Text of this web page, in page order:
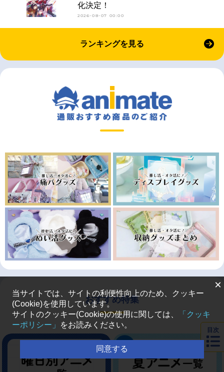
化決定！
2026-08-07 00:00
ランキングを見る
おすすめ特集
目次
×
当サイトでは、サイトの利便性向上のため、クッキー
(Cookie)を使用しています。
サイトのクッキー(Cookie)の使用に関しては、
「クッキ
ーポリシー」
をお読みください。
同意する